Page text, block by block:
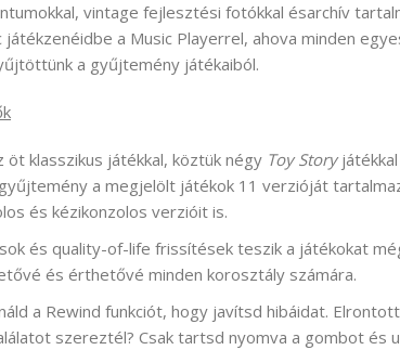
vintage fejlesztési fotókkal ésarchív
játékzenéidbe a Music Playerrel, ahova minden
a gyűjtemény játékaiból.
öt klasszikus játékkal, köztük négy Toy Story
a megjelölt játékok 11 verzióját
és kézikonzolos verzióit is.
és quality-of-life frissítések teszik a játékokat
és érthetővé minden korosztály számára.
a Rewind funkciót, hogy javítsd hibáidat.
szereztél? Csak tartsd nyomva a gombot és